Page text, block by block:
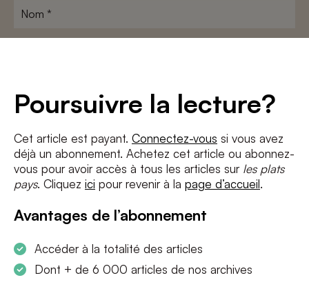
Poursuivre la lecture?
Cet article est payant. Connectez-vous si vous avez
déjà un abonnement. Achetez cet article ou abonnez-
vous pour avoir accès à tous les articles sur les plats
pays. Cliquez ici pour revenir à la page d’accueil.
Avantages de l’abonnement
Accéder à la totalité des articles
Dont + de 6 000 articles de nos archives
Nom
J'accepte les termes et conditions etla politique de confidentialité
S'INSCRIRE